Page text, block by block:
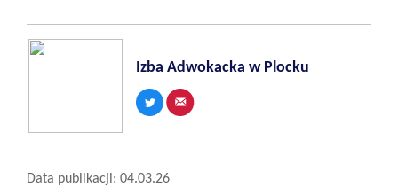
Izba Adwokacka w Plocku
Data publikacji: 04.03.26